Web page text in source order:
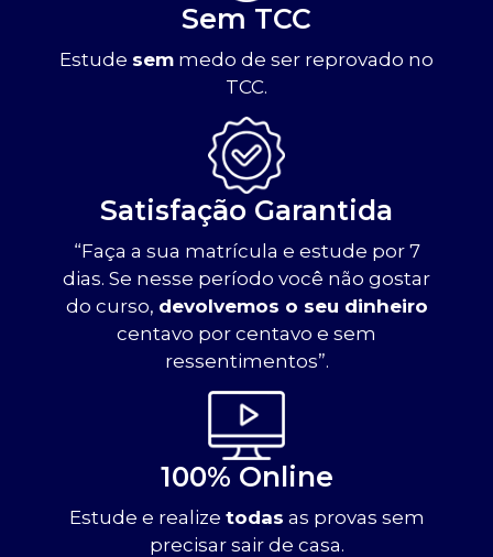
Sem TCC
Estude sem medo de ser reprovado no
TCC.
Satisfação Garantida
“Faça a sua matrícula e estude por 7
dias. Se nesse período você não gostar
do curso, devolvemos o seu dinheiro
centavo por centavo e sem
ressentimentos”.
100% Online
Estude e realize todas as provas sem
precisar sair de casa.